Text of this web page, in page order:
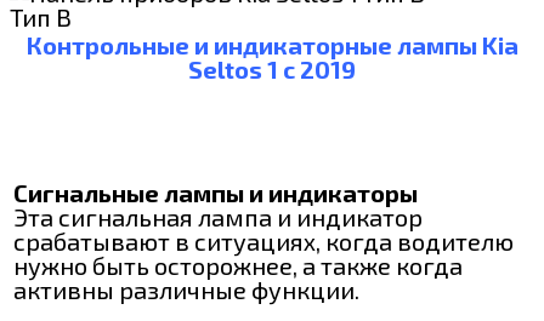
Тип В
Контрольные и индикаторные лампы Kia
Seltos 1 c 2019
Сигнальные лампы и индикаторы
Эта сигнальная лампа и индикатор
срабатывают в ситуациях, когда водителю
нужно быть осторожнее, а также когда
активны различные функции.